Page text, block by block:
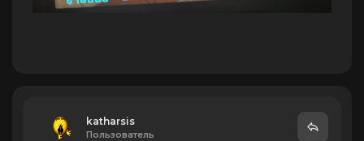
katharsis
Пользователь